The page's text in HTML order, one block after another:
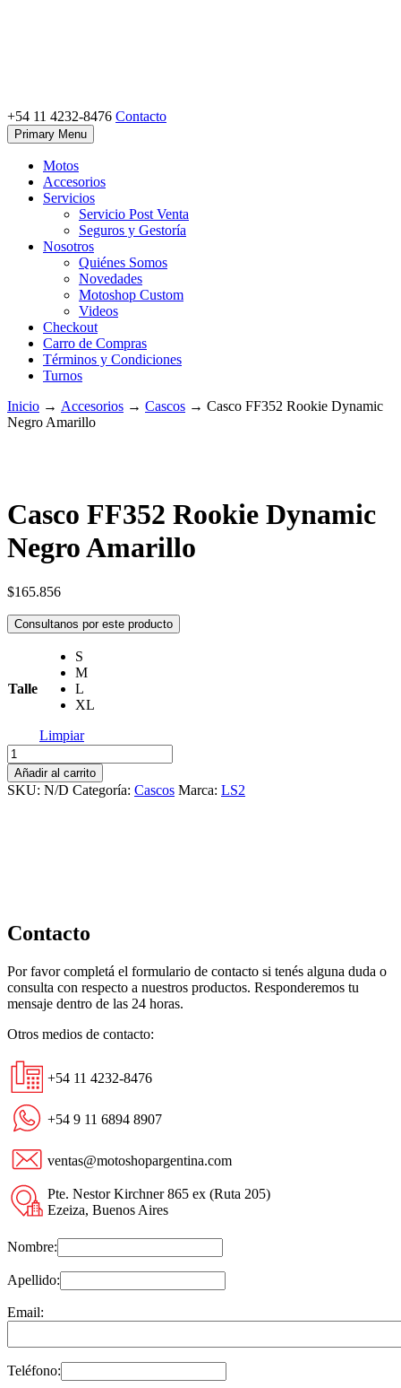
Motoshop Ezeiza
Motos y Accesorios
+54 11 4232-8476 Contacto
Primary Menu
Motos
Accesorios
Servicios
Servicio Post Venta
Seguros y Gestoría
Nosotros
Quiénes Somos
Novedades
Motoshop Custom
Videos
Checkout
Carro de Compras
Términos y Condiciones
Turnos
Inicio → Accesorios → Cascos → Casco FF352 Rookie Dynamic
Negro Amarillo
Casco FF352 Rookie Dynamic
Negro Amarillo
$165.856
Consultanos por este producto
Talle
S
M
L
XL
Limpiar
Casco
FF352
Rookie
Dynamic
Añadir al carrito
SKU: N/D Categoría: Cascos Marca: LS2
Contacto
Por favor completá el formulario de contacto si tenés alguna duda o
consulta con respecto a nuestros productos. Responderemos tu
mensaje dentro de las 24 horas.
Otros medios de contacto:
+54 11 4232-8476
+54 9 11 6894 8907
ventas@motoshopargentina.com
Pte. Nestor Kirchner 865 ex (Ruta 205)
Ezeiza, Buenos Aires
Nombre:
Apellido:
Email:
Teléfono: